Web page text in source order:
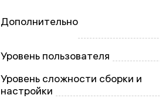
Дополнительно
Уровень пользователя
Уровень сложности сборки и
настройки